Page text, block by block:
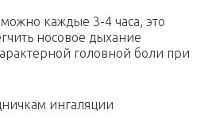
каждые 3-4 часа, это
носовое дыхание
головной боли при
ингаляции